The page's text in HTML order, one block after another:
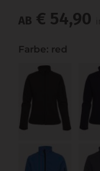
AB € 54,90
Farbe: red